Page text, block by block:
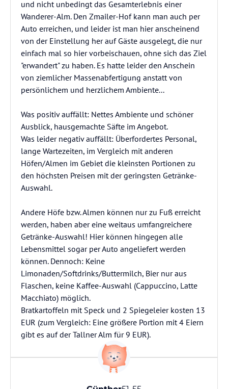
und nicht unbedingt das Gesamterlebnis einer
Wanderer-Alm. Den Zmailer-Hof kann man auch per
Auto erreichen, und leider ist man hier anscheinend
von der Einstellung her auf Gäste ausgelegt, die nur
einfach mal so hier vorbeischauen, ohne sich das Ziel
"erwandert" zu haben. Es hatte leider den Anschein
von ziemlicher Massenabfertigung anstatt von
persönlichem und herzlichem Ambiente...
Was positiv auffällt: Nettes Ambiente und schöner
Ausblick, hausgemachte Säfte im Angebot.
Was leider negativ auffällt: Überfordertes Personal,
lange Wartezeiten, im Vergleich mit anderen
Höfen/Almen im Gebiet die kleinsten Portionen zu
den höchsten Preisen mit der geringsten Getränke-
Auswahl.
Andere Höfe bzw. Almen können nur zu Fuß erreicht
werden, haben aber eine weitaus umfangreichere
Getränke-Auswahl! Hier können hingegen alle
Lebensmittel sogar per Auto angeliefert werden
können. Dennoch: Keine
Limonaden/Softdrinks/Buttermilch, Bier nur aus
Flaschen, keine Kaffee-Auswahl (Cappuccino, Latte
Macchiato) möglich.
Bratkartoffeln mit Speck und 2 Spiegeleier kosten 13
EUR (zum Vergleich: Eine größere Portion mit 4 Eiern
gibt es auf der Tallner Alm für 9 EUR).